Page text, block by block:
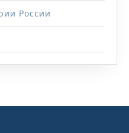
России